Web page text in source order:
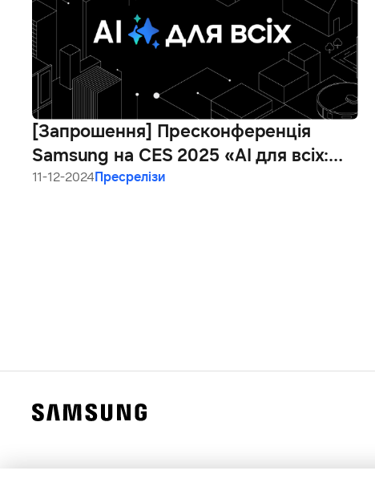
[Запрошення] Пресконференція
Samsung на CES 2025 «АІ для всіх:
щодня, всюди»
11-12-2024Пресрелізи